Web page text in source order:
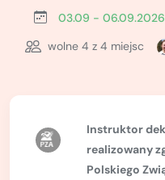
03.09 - 06.09.2026
wolne 4 z 4 miejsc
Instruktor
realizowany
Polskiego
Doszkalający kurs
Nie wiesz który wybrać?
Kurs wspinaczki lodowej